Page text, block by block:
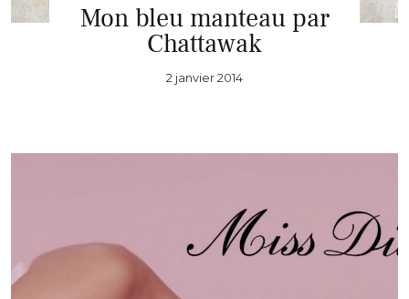
Mon bleu manteau par
Chattawak
2 janvier 2014